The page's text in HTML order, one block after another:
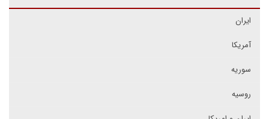
ایران
آمریکا
سوریه
روسیه